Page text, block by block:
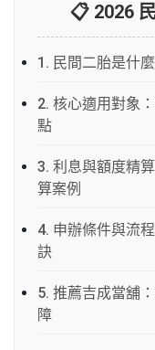
📋 2026
1. 民間二胎是什
2. 核心適用對象
點
3. 利息與額度精
算案例
4. 申辦條件與流
訣
5. 推薦吉成當舖
障